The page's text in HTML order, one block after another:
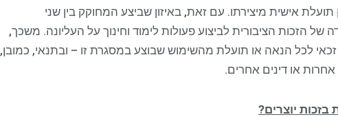
אישית מיצירתו. עם זאת, באיזון שביצע המחוקק בין שני
של הזכות הציבורית לביצוע פעולות לימוד וחינוך על העליונה. משכך,
לכל הנאה או תועלת מהשימוש שבוצע במסגרת זו – ובתנאי, כמובן,
או דינים אחרים.
יוצרים?